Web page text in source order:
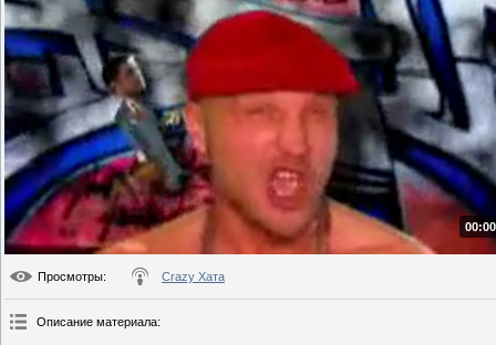
Просмотры: Crazy Хата
Описание материала: